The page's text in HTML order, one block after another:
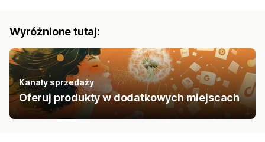
Wyróżnione tutaj:
Kanały sprzedaży
Oferuj produkty w dodatkowych miejscach